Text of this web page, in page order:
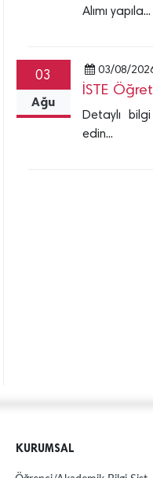
Alımı yapıla...
03
Ağu
03/08/
İSTE
Detaylı
edin...
KURUMSAL